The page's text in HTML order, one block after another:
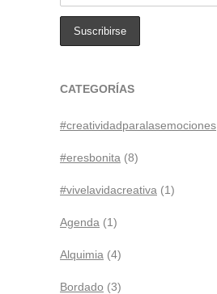
CATEGORÍAS
#creatividadparalasemociones
#eresbonita (8)
#vivelavidacreativa (1)
Agenda (1)
Alquimia (4)
Bordado (3)